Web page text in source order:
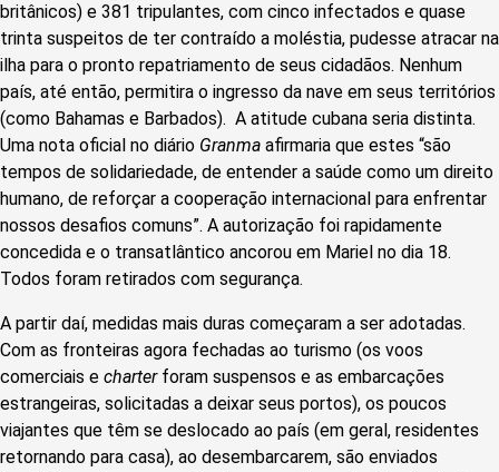
britânicos) e 381 tripulantes, com cinco infectados e quase
trinta suspeitos de ter contraído a moléstia, pudesse atracar na
ilha para o pronto repatriamento de seus cidadãos. Nenhum
país, até então, permitira o ingresso da nave em seus territórios
(como Bahamas e Barbados). A atitude cubana seria distinta.
Uma nota oficial no diário Granma afirmaria que estes “são
tempos de solidariedade, de entender a saúde como um direito
humano, de reforçar a cooperação internacional para enfrentar
nossos desafios comuns”. A autorização foi rapidamente
concedida e o transatlântico ancorou em Mariel no dia 18.
Todos foram retirados com segurança.
A partir daí, medidas mais duras começaram a ser adotadas.
Com as fronteiras agora fechadas ao turismo (os voos
comerciais e charter foram suspensos e as embarcações
estrangeiras, solicitadas a deixar seus portos), os poucos
viajantes que têm se deslocado ao país (em geral, residentes
retornando para casa), ao desembarcarem, são enviados